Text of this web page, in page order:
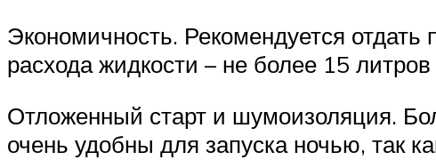
Экономичность. Рекомендуется
расхода жидкости – не более 15 литров
Отложенный старт и шумоизоляция.
очень удобны для запуска ночью, так